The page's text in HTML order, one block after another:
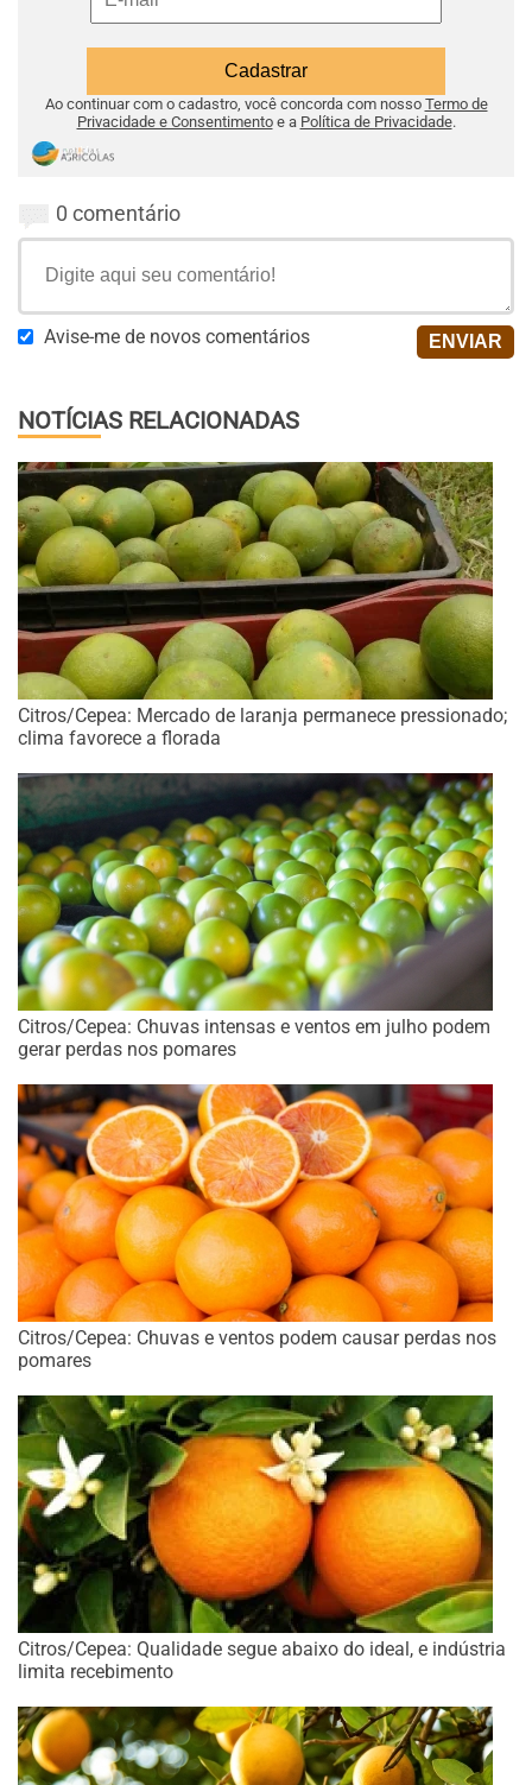
Ao continuar com o cadastro, você concorda com nosso Termo de
Privacidade e Consentimentoe a Política de Privacidade.
0 comentário
Avise-me de novos comentários
NOTÍCIAS RELACIONADAS
Citros/Cepea: Mercado de laranja permanece pressionado;
clima favorece a florada
Citros/Cepea: Chuvas intensas e ventos em julho podem
gerar perdas nos pomares
Citros/Cepea: Chuvas e ventos podem causar perdas nos
pomares
Citros/Cepea: Qualidade segue abaixo do ideal, e indústria
limita recebimento